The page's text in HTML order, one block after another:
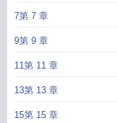
只剩玉石俱焚的狠绝。*苏
了张能伺候人的脸。他不讨
他，不过是又一个冷眼旁观
待他极好，却总爱用最温柔
戏，唱到嗓音都哑了，喉咙
7第 7 章
9第 9 章
11第 11 章
13第 13 章
15第 15 章